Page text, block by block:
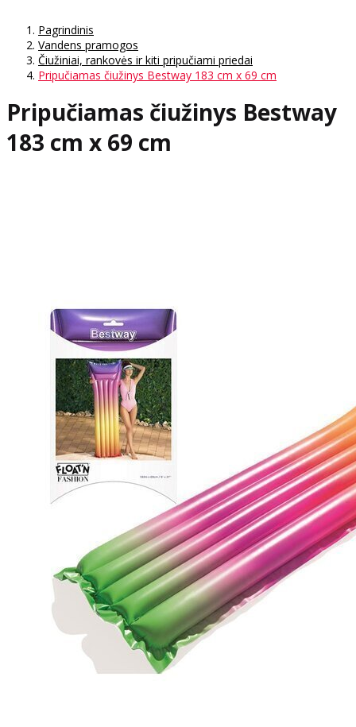
Pagrindinis
Vandens pramogos
Čiužiniai, rankovės ir kiti pripučiami priedai
Pripučiamas čiužinys Bestway 183 cm x 69 cm
Pripučiamas čiužinys Bestway
183 cm x 69 cm